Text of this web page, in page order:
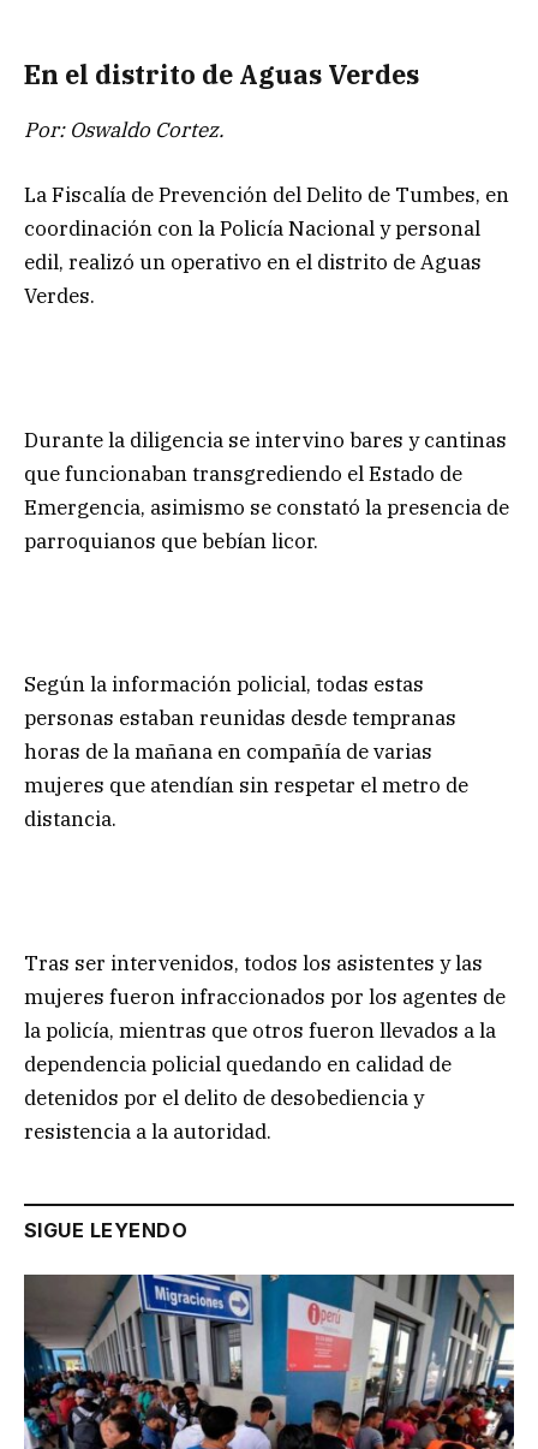
En el distrito de Aguas Verdes
Por: Oswaldo Cortez.
La Fiscalía de Prevención del Delito de Tumbes, en
coordinación con la Policía Nacional y personal
edil, realizó un operativo en el distrito de Aguas
Verdes.
Durante la diligencia se intervino bares y cantinas
que funcionaban transgrediendo el Estado de
Emergencia, asimismo se constató la presencia de
parroquianos que bebían licor.
Según la información policial, todas estas
personas estaban reunidas desde tempranas
horas de la mañana en compañía de varias
mujeres que atendían sin respetar el metro de
distancia.
Tras ser intervenidos, todos los asistentes y las
mujeres fueron infraccionados por los agentes de
la policía, mientras que otros fueron llevados a la
dependencia policial quedando en calidad de
detenidos por el delito de desobediencia y
resistencia a la autoridad.
SIGUE LEYENDO